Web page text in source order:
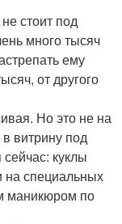
стоит под
много тысяч
ему
от другого
Но это не на
витрину под
куклы
на специальных
маникюром по